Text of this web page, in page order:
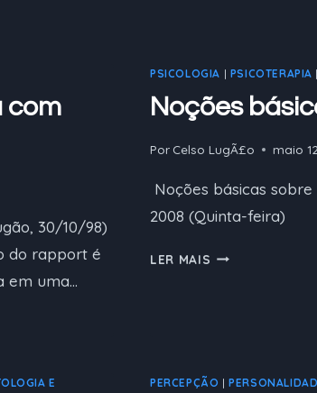
com
30/10/98)
do rapport é
em uma…
PSICOLOGIA | PSICOTERAPIA |
Noções
Por Celso LugÃ£o maio
Noções básicas
2008 (Quinta-feira)
LER MAIS NOÇÕES
FAMÍLIA
E
PERCEPÇÃO |